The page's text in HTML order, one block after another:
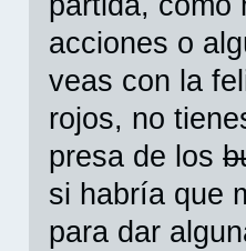
acciones o
veas con la
rojos, no
presa de los
si habría que
para dar